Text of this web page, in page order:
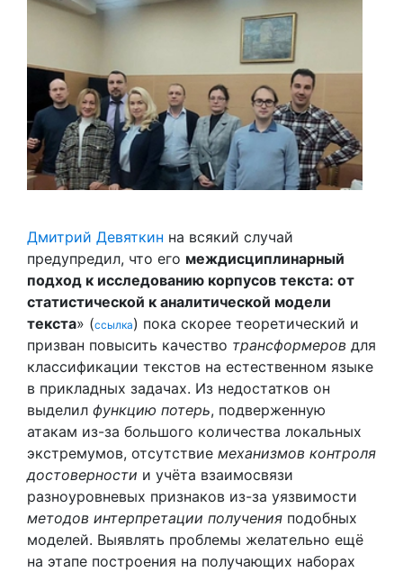
Дмитрий Девяткин на всякий случай
предупредил, что его междисциплинарный
подход к исследованию корпусов текста: от
статистической к аналитической модели
текста» (ссылка) пока скорее теоретический и
призван повысить качество трансформеров для
классификации текстов на естественном языке
в прикладных задачах. Из недостатков он
выделил функцию потерь, подверженную
атакам из-за большого количества локальных
экстремумов, отсутствие механизмов контроля
достоверности и учёта взаимосвязи
разноуровневых признаков из-за уязвимости
методов интерпретации получения подобных
моделей. Выявлять проблемы желательно ещё
на этапе построения на получающих наборах